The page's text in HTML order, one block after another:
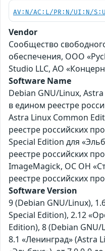
AV:N/AC:L/PR:N/UI:N/
Vendor
Сообщество
обеспечения, ООО
Studio LLC, АО
Software Name
Debian GNU/Linux,
в едином реестре
Astra Linux Common
реестре российских
Special Edition для
реестре российских
ImageMagick, ОС ОН
реестре российских
Software Version
9 (Debian GNU/Linux),
Special Edition), 2.12
Edition), 8 (Debian GNU/
8.1 «Ленинград» (Astra